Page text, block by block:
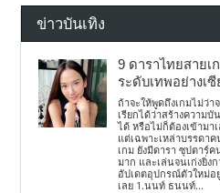
ข่าวบันเทิง
9 ดาราไทยสายเ
ระดับเทพอย่างเ
ถ้าจะให้พูดถึงเกมไม่ว่
เรียกได้ว่าสร้างความ
ได้ หรือไม่ก็ต้องเข้ามา
แต่เฉพาะเหล่าบรรดา
เกม ยังมีดารา ซุปตาร์
มาก และเล่นจนเก่งยิ่ง
อัปเดตอุปกรณ์ตัวใหม่อ
เลย 1.นนท์ ธนนท์...